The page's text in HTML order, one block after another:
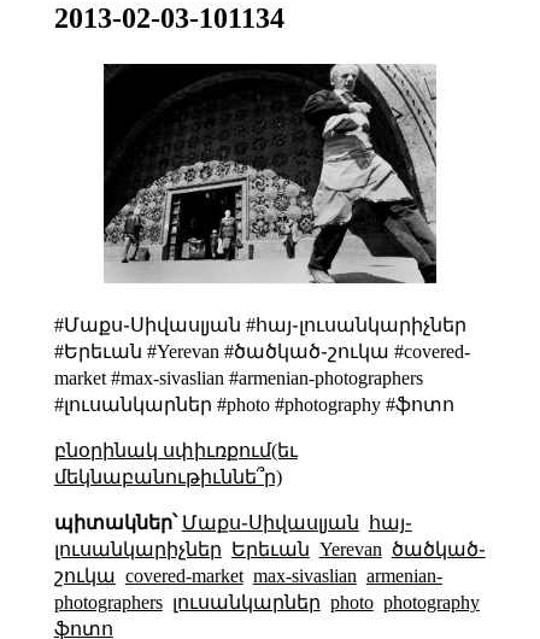
2013-02-03-101134
#Մաքս֊Սիվասլյան #հայ֊լուսանկարիչներ
#Երեւան #Yerevan #ծածկած֊շուկա #covered-
market #max-sivaslian #armenian-photographers
#լուսանկարներ #photo #photography #ֆոտո
բնօրինակ սփիւռքում(եւ
մեկնաբանութիւննե՞ր)
պիտակներ՝ Մաքս֊Սիվասլյան
հայ֊
լուսանկարիչներ Երեւան Yerevan ծածկած֊
շուկա covered-market max-sivaslian armenian-
photographers լուսանկարներ photo photography
ֆոտո